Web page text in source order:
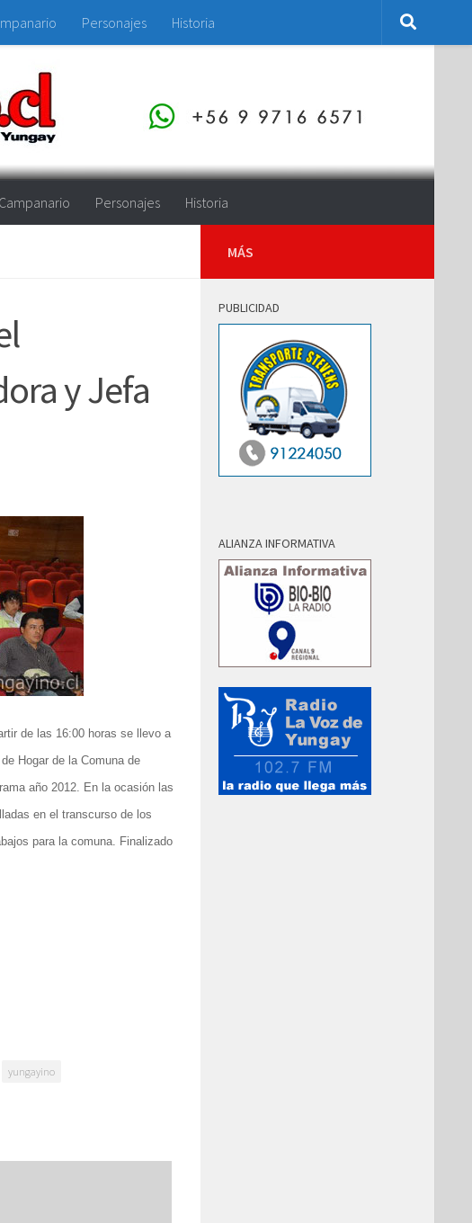
Personajes Historia
Campanario Personajes Historia
y Jefa
de las 16:00 horas se llevo a
Hogar de la Comuna de
año 2012. En la ocasión las
en el transcurso de los
para la comuna. Finalizado
yungayino
MÁS
PUBLICIDAD
ALIANZA INFORMATIVA